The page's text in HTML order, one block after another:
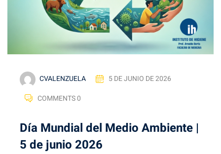
CVALENZUELA
5 DE JUNIO DE 2026
COMMENTS 0
Día Mundial del Medio Ambiente |
5 de junio 2026